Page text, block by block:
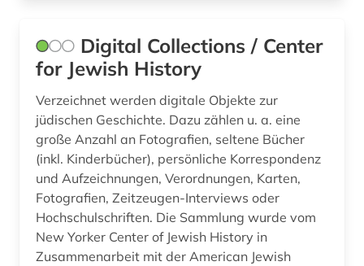
bibelausgabe (1)
bibliografie (4)
bibliographie (4)
bibliophilie (1)
bibliothek (6)
bibliothekswesen (1)
biblische archäologie (1)
Digital Collections / Center
for Jewish History
Verzeichnet werden digitale Objekte zur
jüdischen Geschichte. Dazu zählen u. a. eine
große Anzahl an Fotografien, seltene Bücher
(inkl. Kinderbücher), persönliche Korrespondenz
und Aufzeichnungen, Verordnungen, Karten,
Fotografien, Zeitzeugen-Interviews oder
Hochschulschriften. Die Sammlung wurde vom
New Yorker Center of Jewish History in
Zusammenarbeit mit der American Jewish